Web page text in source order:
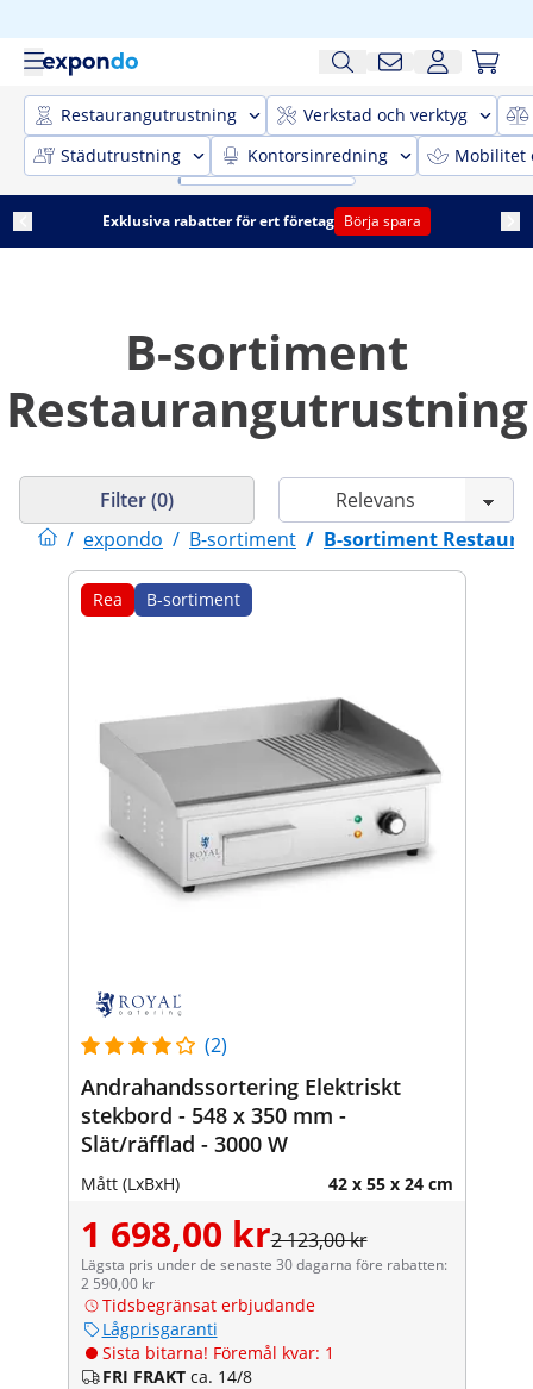
Restaurangutrustning
Verkstad och verktyg
Städutrustning
Kontorsinredning Mobilitet
Exklusiva rabatter för ert företag Börja spara
B-sortiment
Restaurangutrustning
/ expondo / B-sortiment / B-sortiment
Filter (0)
Rea B-sortiment
(2)
Andrahandssortering Elektriskt
stekbord - 548 x 350 mm -
Slät/räfflad - 3000 W
Mått (LxBxH) 42 x 55 x 24 cm
1 698,00 kr2 123,00 kr
Lägsta pris under de senaste 30 dagarna före rabatten:
2 590,00 kr
Tidsbegränsat erbjudande
Lågprisgaranti
Sista bitarna! Föremål kvar: 1
FRI FRAKT ca. 14/8